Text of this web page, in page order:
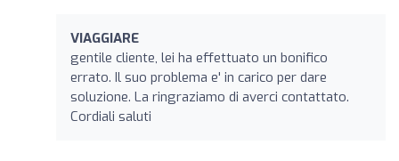
VIAGGIARE
gentile cliente, lei ha effettuato un bonifico
errato. Il suo problema e' in carico per dare
soluzione. La ringraziamo di averci contattato.
Cordiali saluti